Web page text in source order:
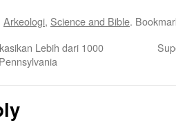
Arkeologi, Science and Bible.
Lebih dari 1000